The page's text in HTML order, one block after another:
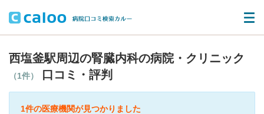
西塩釜駅周辺の腎臓内科の病院・クリニック
（1件） 口コミ・評判
1件の医療機関が見つかりました